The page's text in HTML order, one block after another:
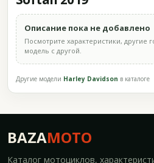
Описание пока не добавлено
Посмотрите характеристики, другие
модель с другой.
Другие модели Harley Davidson в каталоге
BAZAMOTO
Каталог мотоциклов,